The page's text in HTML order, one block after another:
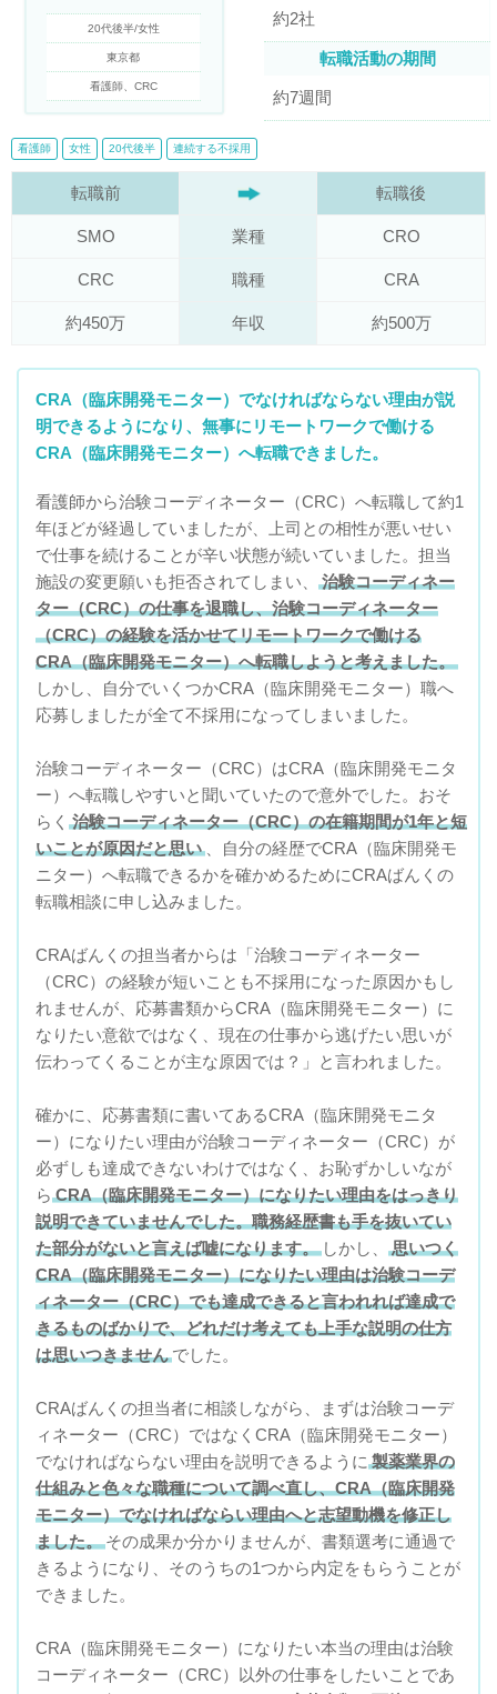
20代後半/女性
東京都
看護師、CRC
約2社
転職活動の期間
約7週間
看護師 女性 20代後半 連続する不採用
転職前 転職後
SMO 業種 CRO
CRC 職種 CRA
約450万 年収 約500万
CRA（臨床開発モニター）でなければならない理由が説
明できるようになり、無事にリモートワークで働ける
CRA（臨床開発モニター）へ転職できました。
看護師から治験コーディネーター（CRC）へ転職して約1
年ほどが経過していましたが、上司との相性が悪いせい
で仕事を続けることが辛い状態が続いていました。担当
施設の変更願いも拒否されてしまい、
治験コーディネー
ター（CRC）の仕事を退職し、治験コーディネーター
（CRC）の経験を活かせてリモートワークで働ける
CRA（臨床開発モニター）へ転職しようと考えました。
しかし、自分でいくつかCRA（臨床開発モニター）職へ
応募しましたが全て不採用になってしまいました。
治験コーディネーター（CRC）はCRA（臨床開発モニタ
ー）へ転職しやすいと聞いていたので意外でした。おそ
らく 治験コーディネーター（CRC）の在籍期間が1年と短
いことが原因だと思い
、自分の経歴でCRA（臨床開発モ
ニター）へ転職できるかを確かめるためにCRAばんくの
転職相談に申し込みました。
CRAばんくの担当者からは「治験コーディネーター
（CRC）の経験が短いことも不採用になった原因かもし
れませんが、応募書類からCRA（臨床開発モニター）に
なりたい意欲ではなく、現在の仕事から逃げたい思いが
伝わってくることが主な原因では？」と言われました。
確かに、応募書類に書いてあるCRA（臨床開発モニタ
ー）になりたい理由が治験コーディネーター（CRC）が
必ずしも達成できないわけではなく、お恥ずかしいなが
ら CRA（臨床開発モニター）になりたい理由をはっきり
説明できていませんでした。職務経歴書も手を抜いてい
た部分がないと言えば嘘になります。 しかし、
思いつく
CRA（臨床開発モニター）になりたい理由は治験コーデ
ィネーター（CRC）でも達成できると言われれば達成で
きるものばかりで、どれだけ考えても上手な説明の仕方
は思いつきません でした。
CRAばんくの担当者に相談しながら、まずは治験コーデ
ィネーター（CRC）ではなくCRA（臨床開発モニター）
でなければならない理由を説明できるように 製薬業界の
仕組みと色々な職種について調べ直し、CRA（臨床開発
モニター）でなければならい理由へと志望動機を修正し
ました。 その成果か分かりませんが、書類選考に通過で
きるようになり、そのうちの1つから内定をもらうことが
できました。
CRA（臨床開発モニター）になりたい本当の理由は治験
コーディネーター（CRC）以外の仕事をしたいことであ